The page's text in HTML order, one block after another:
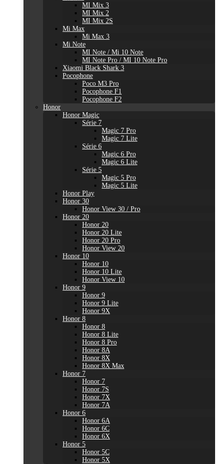
MI Mix 3
MI Mix 2
MI Mix 2S
Mi Max
Mi Max 3
Mi Note
MI Note / Mi 10 Note
MI Note Pro / MI 10 Note Pro
Xiaomi Black Shark 3
Pocophone
Poco M3 Pro
Pocophone F1
Pocophone F2
Honor
Honor Magic
Série 7
Magic 7 Pro
Magic 7 Lite
Série 6
Magic 6 Pro
Magic 6 Lite
Série 5
Magic 5 Pro
Magic 5 Lite
Honor Play
Honor 30
Honor View 30 / Pro
Honor 20
Honor 20
Honor 20 Lite
Honor 20 Pro
Honor View 20
Honor 10
Honor 10
Honor 10 Lite
Honor View 10
Honor 9
Honor 9
Honor 9 Lite
Honor 9X
Honor 8
Honor 8
Honor 8 Lite
Honor 8 Pro
Honor 8A
Honor 8X
Honor 8X Max
Honor 7
Honor 7
Honor 7S
Honor 7X
Honor 7A
Honor 6
Honor 6A
Honor 6C
Honor 6X
Honor 5
Honor 5C
Honor 5X